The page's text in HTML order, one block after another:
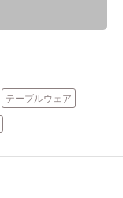
テーブルウェア